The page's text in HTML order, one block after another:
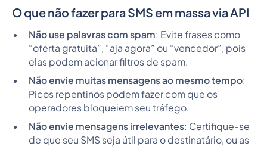
O que não fazer para SMS em massa via API
Não use palavras com spam: Evite frases como
“oferta gratuita”, “aja agora” ou “vencedor”, pois
elas podem acionar filtros de spam.
Não envie muitas mensagens ao mesmo tempo:
Picos repentinos podem fazer com que os
operadores bloqueiem seu tráfego.
Não envie mensagens irrelevantes: Certifique-se
de que seu SMS seja útil para o destinatário, ou as